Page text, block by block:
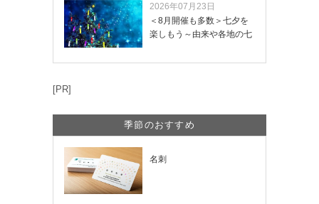
2026年07月23日
＜8月開催も多数＞七夕を
楽しもう～由来や各地の七
[PR]
季節のおすすめ
名刺